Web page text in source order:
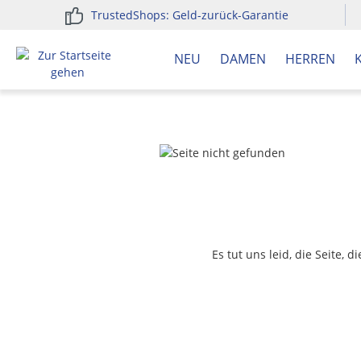
Zur Hauptnavigation springen
TrustedShops: Geld-zurück-Garantie
NEU DAMEN HERREN
Es tut uns leid, die Seite,